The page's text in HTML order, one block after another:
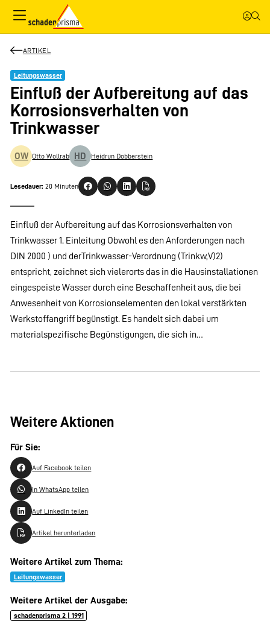
ARTIKEL
Leitungswasser
Einfluß der Aufbereitung auf das
Korrosionsverhalten von
Trinkwasser
OW Otto Wollrab HD Heidrun Dobberstein
Lesedauer: 20 Minuten
Einfluß der Aufbereitung auf das Korrosionsverhalten von
Trinkwasser 1. Einleitung Obwohl es den Anforderungen nach
DIN 2000 ) und derTrinkwasser-Verordnung (Trinkw,V)2)
entspricht, zeichnet sich vielerorts das in die Hausinstallationen
eingespeiste Wasser durch eine Beschaffenheit aus, die bei
Anwesenheit von Korrosionselementen den lokal verstärkten
Werkstoffangriff begünstigt. Es handelt sich dabei um
materialspezifische Begünstigungen, die sich in…
Weitere Aktionen
Für Sie:
Auf Facebook teilen
In WhatsApp teilen
Auf LinkedIn teilen
Artikel herunterladen
Weitere Artikel zum Thema:
Leitungswasser
Weitere Artikel der Ausgabe:
schadenprisma 2 | 1991